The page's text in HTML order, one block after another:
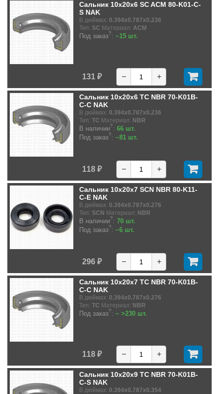
Сальник 10x20x6 SC ACM 80-K01-C-
S NAK
В дюймах: 0.394x0.787x0.236
Тип: SC Материал: ACM
Под заказ?: ~15 шт.
131 ₽ − +
Сальник 10x20x6 TC NBR 70-K01B-
C-C NAK
В дюймах: 0.394x0.787x0.236
Тип: TC Материал: NBR
В наличии?: 66 шт.
Под заказ?: ~81 шт.
118 ₽ − +
Сальник 10x20x7 SCN NBR 80-K11-
C-E NAK
В дюймах: 0.394x0.787x0.276
Тип: SCN Материал: NBR
В наличии?: 70 шт.
Под заказ?: ~6 шт.
296 ₽ − +
Сальник 10x20x7 TC NBR 70-K01B-
C-C NAK
В дюймах: 0.394x0.787x0.276
Тип: TC Материал: NBR
Под заказ?: ~ >230 шт.
118 ₽ − +
Сальник 10x20x9 TC NBR 70-K01B-
C-S NAK
В дюймах: 0.394x0.787x0.354